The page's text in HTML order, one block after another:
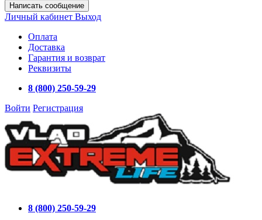
Написать сообщение
Личный кабинет Выход
Оплата
Доставка
Гарантия и возврат
Реквизиты
8 (800) 250-59-29
Войти Регистрация
8 (800) 250-59-29